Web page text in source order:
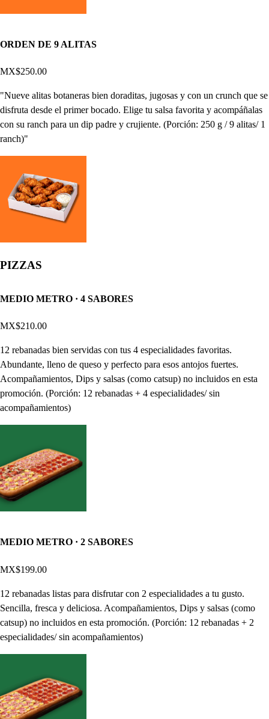
ORDEN DE 9 ALITAS
MX$250.00
"Nueve alitas botaneras bien doraditas, jugosas y con un crunch que se
disfruta desde el primer bocado. Elige tu salsa favorita y acompáñalas
con su ranch para un dip padre y crujiente. (Porción: 250 g / 9 alitas/ 1
ranch)"
PIZZAS
MEDIO METRO · 4 SABORES
MX$210.00
12 rebanadas bien servidas con tus 4 especialidades favoritas.
Abundante, lleno de queso y perfecto para esos antojos fuertes.
Acompañamientos, Dips y salsas (como catsup) no incluidos en esta
promoción. (Porción: 12 rebanadas + 4 especialidades/ sin
acompañamientos)
MEDIO METRO · 2 SABORES
MX$199.00
12 rebanadas listas para disfrutar con 2 especialidades a tu gusto.
Sencilla, fresca y deliciosa. Acompañamientos, Dips y salsas (como
catsup) no incluidos en esta promoción. (Porción: 12 rebanadas + 2
especialidades/ sin acompañamientos)